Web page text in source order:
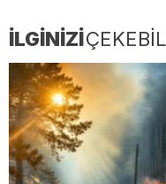
İLGİNİZİ